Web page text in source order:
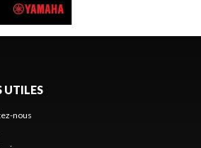
UTILES
nous